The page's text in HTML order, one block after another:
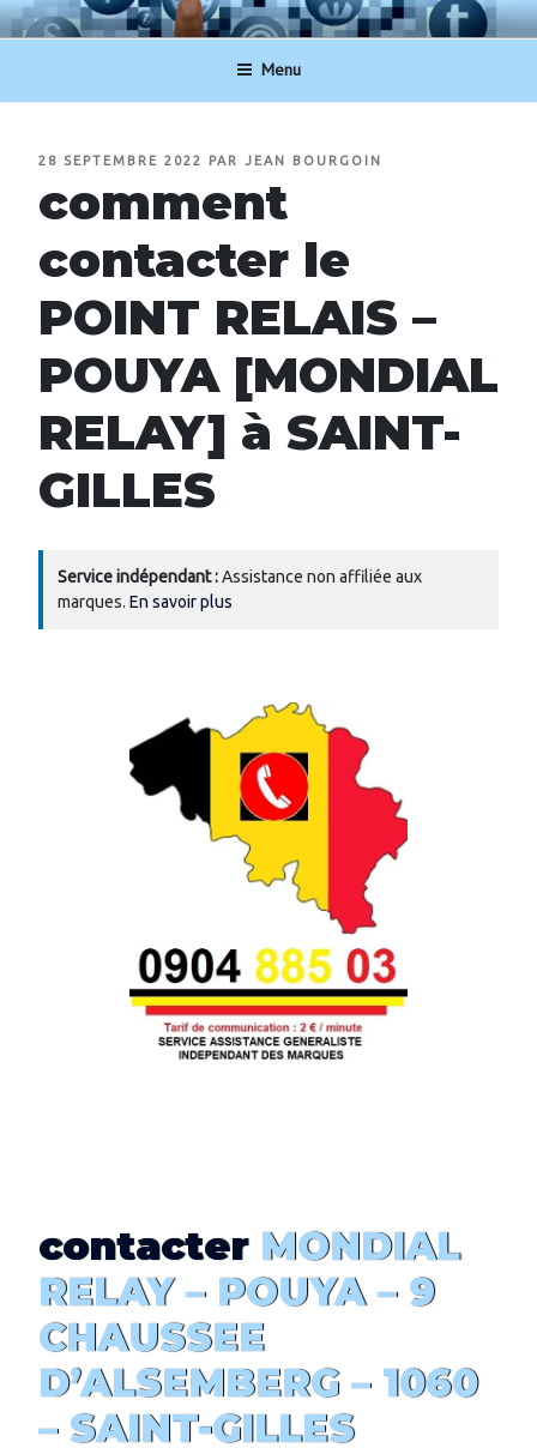
Aller
au
principal
NUMERO-SERVICECLIENT.BE
Menu
PUBLIÉ
28 SEPTEMBRE 2022 PAR JEAN BOURGOIN
comment
contacter le
POINT RELAIS –
POUYA [MONDIAL
RELAY] à SAINT-
GILLES
Service indépendant :Assistance non affiliée aux
marques. En savoir plus
contacterMONDIAL
RELAY – POUYA – 9
CHAUSSEE
D’ALSEMBERG – 1060
– SAINT-GILLES